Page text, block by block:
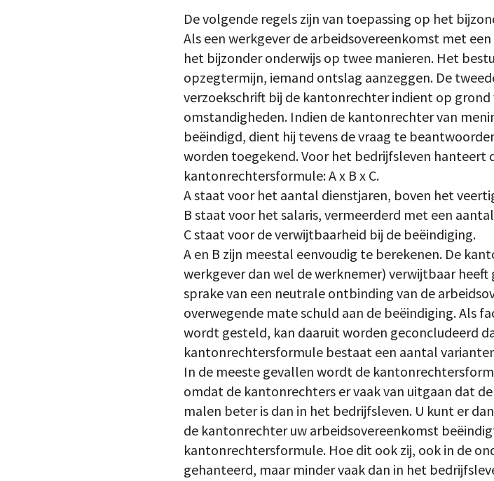
De volgende regels zijn van toepassing op het
Als een werkgever de arbeidsovereenkomst met
het bijzonder onderwijs op twee manieren. Het
opzegtermijn, iemand ontslag aanzeggen. De
verzoekschrift bij de kantonrechter indient op
omstandigheden. Indien de kantonrechter van
beëindigd, dient hij tevens de vraag te
worden toegekend. Voor het bedrijfsleven hanteert
kantonrechtersformule: A x B x C.
A staat voor het aantal dienstjaren, boven het
B staat voor het salaris, vermeerderd met een
C staat voor de verwijtbaarheid bij de beëindiging.
A en B zijn meestal eenvoudig te berekenen. De
werkgever dan wel de werknemer) verwijtbaar
sprake van een neutrale ontbinding van de
overwegende mate schuld aan de beëindiging. Als
wordt gesteld, kan daaruit worden geconcludeerd
kantonrechtersformule bestaat een aantal
In de meeste gevallen wordt de
omdat de kantonrechters er vaak van uitgaan dat
malen beter is dan in het bedrijfsleven. U kunt er
de kantonrechter uw arbeidsovereenkomst
kantonrechtersformule. Hoe dit ook zij, ook in de
gehanteerd, maar minder vaak dan in het